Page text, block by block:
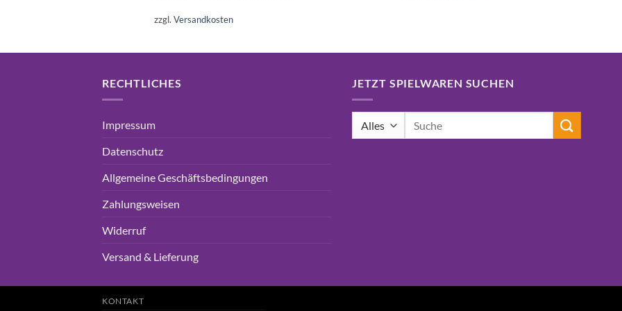
Preis
war:
ist:
zzgl. Versandkosten
RECHTLICHES
Impressum
Datenschutz
Allgemeine Geschäftsbedingungen
Zahlungsweisen
Widerruf
Versand & Lieferung
JETZT SPIELWAREN SUCHEN
KONTAKT